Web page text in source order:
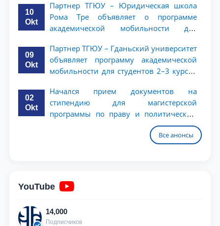
10
Okt
Партнер ТГЮУ – Юридическая школа
Рома Тре объявляет о программе
академической мобильности для
09
Okt
Партнер ТГЮУ – Гданьский университет
объявляет программу академической
мобильности для студентов 2–3 курсов
02
Okt
Начался прием документов на
стипендию для магистерской
программы по праву и политическим
наукам в Университете Нагоя
Все анонсы
YouTube
14,000
Подписчиков